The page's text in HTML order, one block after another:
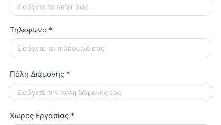
Τηλέφωνο *
Πόλη Διαμονής *
Χώρος Εργασίας *